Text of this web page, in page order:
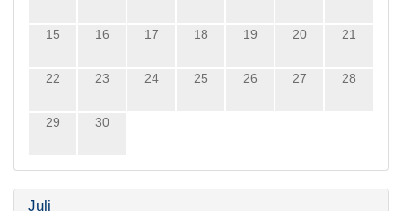
15 16 17 18 19 20 21
22 23 24 25 26 27 28
29 30
Juli